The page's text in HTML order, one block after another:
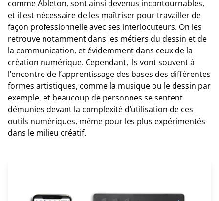
comme Ableton, sont ainsi devenus incontournables,
et il est nécessaire de les maîtriser pour travailler de
façon professionnelle avec ses interlocuteurs. On les
retrouve notamment dans les métiers du dessin et de
la communication, et évidemment dans ceux de la
création numérique. Cependant, ils vont souvent à
l’encontre de l’apprentissage des bases des différentes
formes artistiques, comme la musique ou le dessin par
exemple, et beaucoup de personnes se sentent
démunies devant la complexité d’utilisation de ces
outils numériques, même pour les plus expérimentés
dans le milieu créatif.